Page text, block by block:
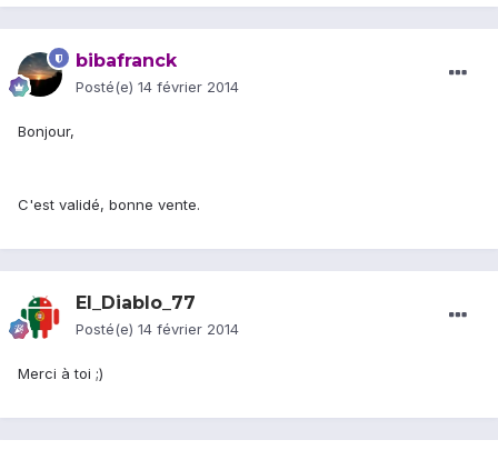
bibafranck
Posté(e) 14 février 2014
Bonjour,
C'est validé, bonne vente.
El_Diablo_77
Posté(e) 14 février 2014
Merci à toi ;)